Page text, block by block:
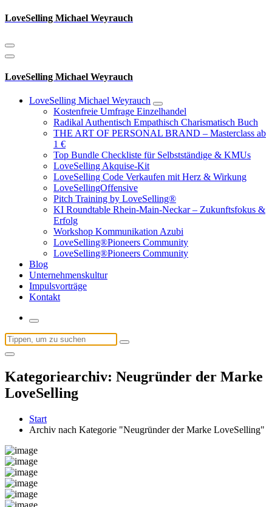
Zum
LoveSelling Michael Weyrauch
LoveSelling Michael Weyrauch
LoveSelling Michael Weyrauch
Kostenfreie Umfrage Einzelhandel
Radikal Authentisch Empathisch Charismatisch Buch
THE ART OF PERSONAL BRAND – Masterclass ab
1 €
Top Bundle Checkliste für Selbstständige & KMUs
LoveSelling Akquise-Kit
LoveSelling Code Verkaufen mit Herz & Wirkung
LoveSellingOffensive
Pitch Training by LoveSelling®
KI Roundtable Rhein‑Main‑Neckar – Zukunftsfokus &
Erfolg
Workshop Kommunikation Azubi
LoveSelling®Pioneers Community
LoveSelling®Pioneers Community
Blog
Unternehmenskultur
Impulsvorträge
Kontakt
Suchen
nach:
Kategoriearchiv: Neugründer der Marke
LoveSelling
Start
Archiv nach Kategorie "Neugründer der Marke LoveSelling"